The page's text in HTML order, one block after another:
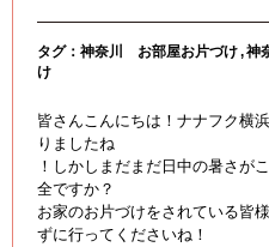
タグ： 神奈川 お部屋お片づけ 神
け
皆さんこんにちは！ナナフク横
りましたね
！しかしまだまだ日中の暑さが
全ですか？
お家のお片づけをされている皆
ずに行ってくださいね！